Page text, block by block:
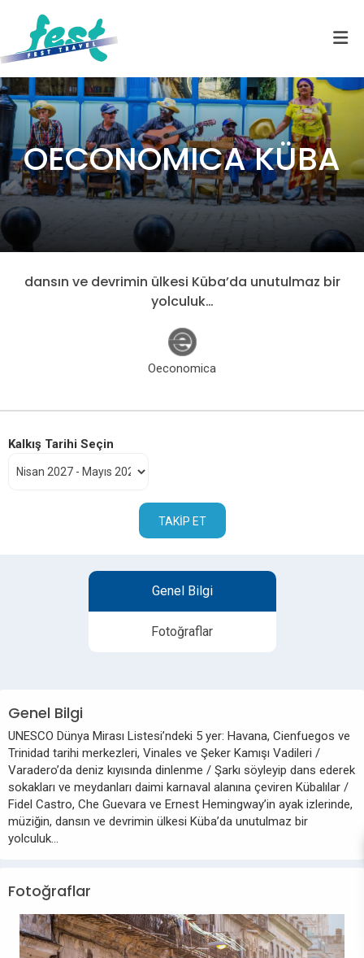
OECONOMICA KÜBA
dansın ve devrimin ülkesi Küba’da unutulmaz bir
yolculuk…
Oeconomica
Kalkış Tarihi Seçin
TAKIP ET
Genel Bilgi
Fotoğraflar
Genel Bilgi
UNESCO Dünya Mirası Listesi’ndeki 5 yer: Havana, Cienfuegos ve
Trinidad tarihi merkezleri, Vinales ve Şeker Kamışı Vadileri /
Varadero’da deniz kıyısında dinlenme / Şarkı söyleyip dans ederek
sokakları ve meydanları daimi karnaval alanına çeviren Kübalılar /
Fidel Castro, Che Guevara ve Ernest Hemingway’in ayak izlerinde,
müziğin, dansın ve devrimin ülkesi Küba’da unutulmaz bir
yolculuk…
Fotoğraflar